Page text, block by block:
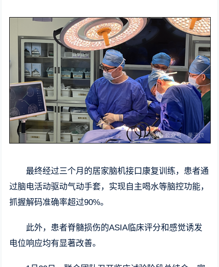
最终经过三个月的居家脑机接口康复训练，患者通
过脑电活动驱动气动手套，实现自主喝水等脑控功能，
抓握解码准确率超过90%。
此外，患者脊髓损伤的ASIA临床评分和感觉诱发
电位响应均有显著改善。